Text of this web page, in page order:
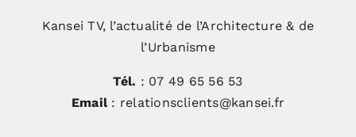
Kansei TV, l’actualité de l’Architecture & de
l’Urbanisme
Tél. : 07 49 65 56 53
Email: relationsclients@kansei.fr